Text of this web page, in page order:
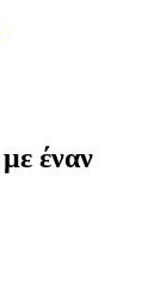
έναν